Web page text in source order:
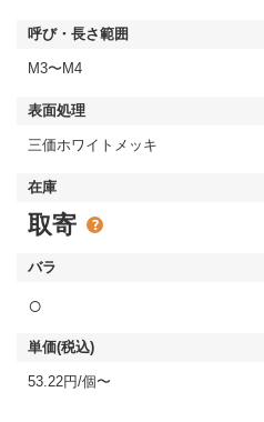
M3〜M4
三価ホワイトメッキ
取寄
○
53.22円/個〜